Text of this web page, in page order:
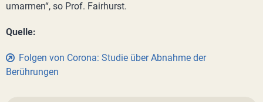
umarmen“, so Prof. Fairhurst.
Quelle:
Folgen von Corona: Studie über Abnahme der
Berührungen